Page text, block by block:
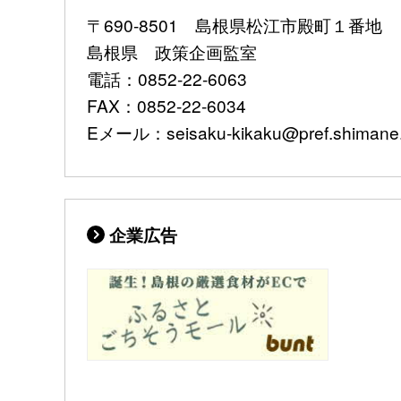
〒690-8501 島根県松江市殿町１番地
島根県 政策企画監室
電話：0852-22-6063
FAX：0852-22-6034
Eメール：seisaku-
企業広告